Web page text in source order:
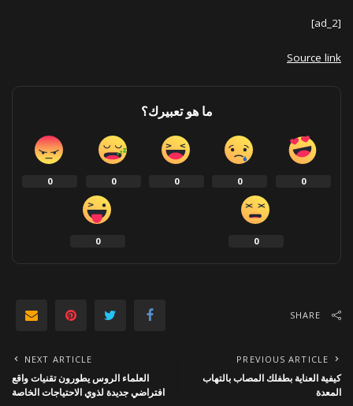
[ad_2]
Source link
ما هو تعبيرك؟
0
0
0
0
0
0
0
SHARE
PREVIOUS ARTICLE
كيفية العناية بطفلك المصاب بالتهاب
المعدة
NEXT ARTICLE
العلماء الروس يطورون تقنيات واقع
افتراضي جديدة لذوي الاحتياجات الخاصة